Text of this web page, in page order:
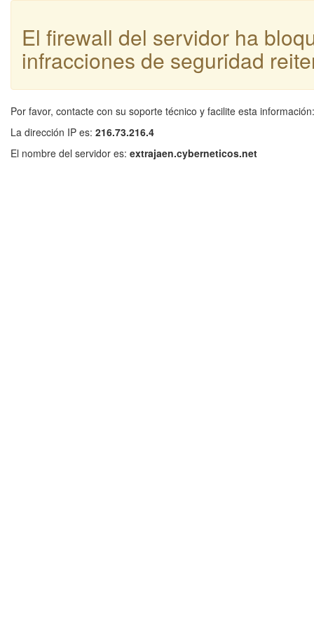
El firewall del servidor ha
infracciones de seguridad
Por favor, contacte con su soporte técnico y facilite esta información:
La dirección IP es: 216.73.216.4
El nombre del servidor es: extrajaen.cyberneticos.net